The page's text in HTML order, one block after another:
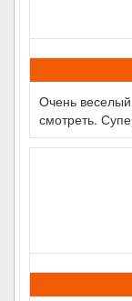
Очень
смотреть.